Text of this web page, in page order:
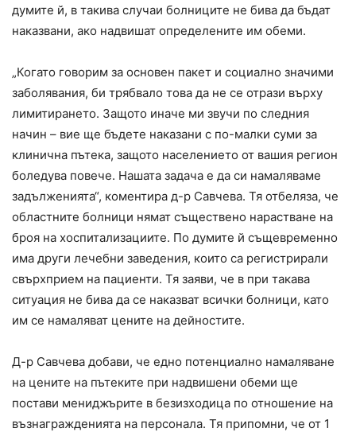
думите й, в такива случаи болниците не бива да бъдат
наказвани, ако надвишат определените им обеми.
„Когато говорим за основен пакет и социално значими
заболявания, би трябвало това да не се отрази върху
лимитирането. Защото иначе ми звучи по следния
начин – вие ще бъдете наказани с по-малки суми за
клинична пътека, защото населението от вашия регион
боледува повече. Нашата задача е да си намаляваме
задълженията“, коментира д-р Савчева. Тя отбеляза, че
областните болници нямат съществено нарастване на
броя на хоспитализациите. По думите й същевременно
има други лечебни заведения, които са регистрирали
свърхприем на пациенти. Тя заяви, че в при такава
ситуация не бива да се наказват всички болници, като
им се намаляват цените на дейностите.
Д-р Савчева добави, че едно потенциално намаляване
на цените на пътеките при надвишени обеми ще
постави мениджърите в безизходица по отношение на
възнагражденията на персонала. Тя припомни, че от 1